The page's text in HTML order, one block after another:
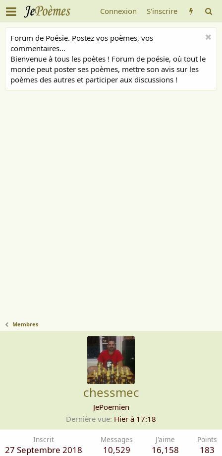
Connexion S'inscrire
Forum de Poésie. Postez vos poèmes, vos
commentaires...
Bienvenue à tous les poètes ! Forum de poésie, où tout le
monde peut poster ses poèmes, mettre son avis sur les
poèmes des autres et participer aux discussions !
Membres
chessmec
JePoemien
Dernière vue Hier à 17:18
Inscrit
27 Septembre 2018
Messages
10,529
J'aime
16,158
Points
183